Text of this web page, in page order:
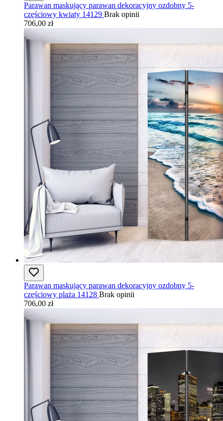
Parawan maskujący parawan dekoracyjny ozdobny 5-
częściowy kwiaty 14129 Brak opinii
706,00 zł
Parawan maskujący parawan dekoracyjny ozdobny 5-
częściowy plaża 14128 Brak opinii
706,00 zł